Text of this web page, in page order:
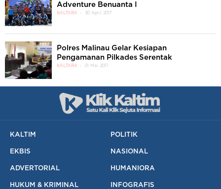
Adventure Benuanta I
KALTARA 30 April 2017
Polres Malinau Gelar Kesiapan
Pengamanan Pilkades Serentak
KALTARA 01 Mei 2017
KALTIM POLITIK
EKBIS NASIONAL
ADVERTORIAL HUMANIORA
HUKUM & KRIMINAL INFOGRAFIS